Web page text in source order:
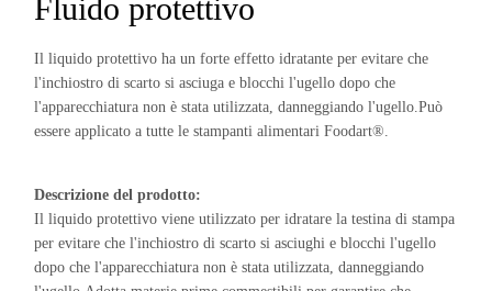
Fluido protettivo
Il liquido protettivo ha un forte effetto idratante per evitare che
l'inchiostro di scarto si asciuga e blocchi l'ugello dopo che
l'apparecchiatura non è stata utilizzata, danneggiando l'ugello.Può
essere applicato a tutte le stampanti alimentari Foodart®.
Descrizione del prodotto:
Il liquido protettivo viene utilizzato per idratare la testina di stampa
per evitare che l'inchiostro di scarto si asciughi e blocchi l'ugello
dopo che l'apparecchiatura non è stata utilizzata, danneggiando